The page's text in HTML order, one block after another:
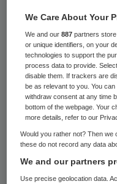
Eind 2006 ging
langdurige
zijn zorg
steldeGGZ
hoogte. Na een
managers, is de
We Care About Your
We and our887 partners
or unique identifiers, on your
technologies to support the
process data to provide.
disable them. If trackers are
be as relevant to you. You
withdraw consent at any time
bottom of the webpage. Your
more details, refer to our
Would you rather not? Then we
these do not record any data
We and our partners
Use precise geolocation data.